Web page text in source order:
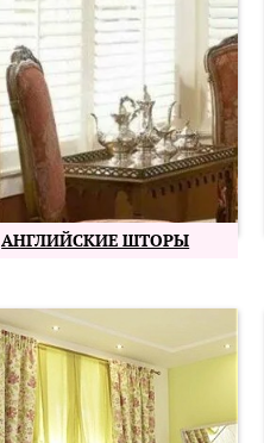
АНГЛИЙСКИЕ ШТОРЫ